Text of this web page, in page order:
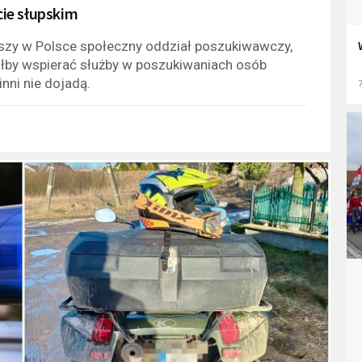
słupskim
w Polsce społeczny oddział poszukiwawczy,
wspierać służby w poszukiwaniach osób
nie dojadą.